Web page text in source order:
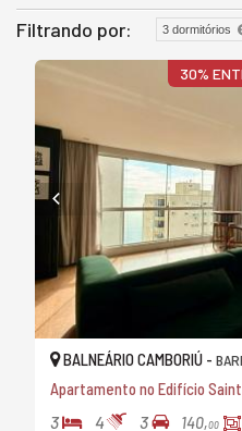
Filtrando por: 3 dormitórios
30%
BALNEÁRIO CAMBORIÚ -
Apartamento no Edifício
3 4 3 140,00